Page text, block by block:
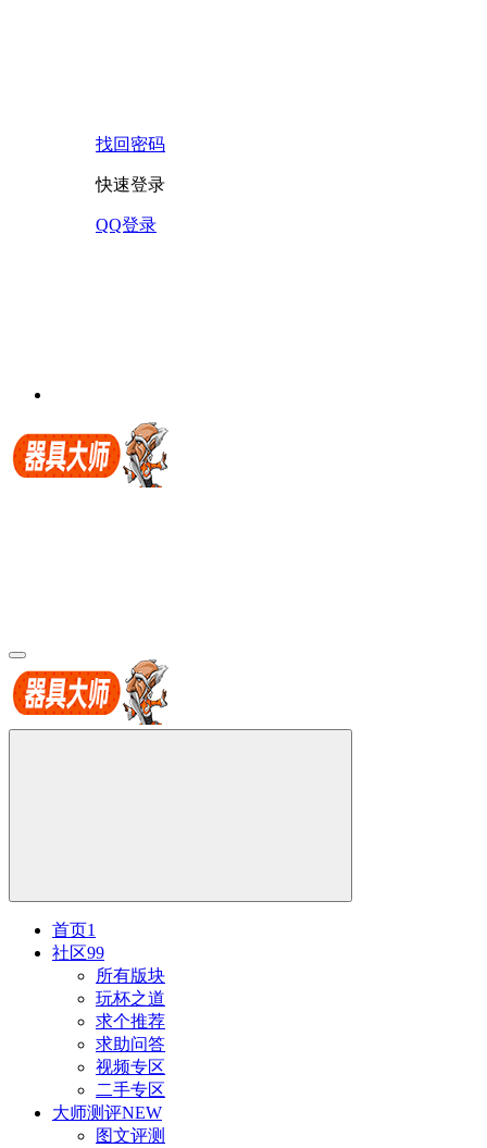
找回密码
快速登录
QQ登录
首页1
社区99
所有版块
玩杯之道
求个推荐
求助问答
视频专区
二手专区
大师测评NEW
图文评测